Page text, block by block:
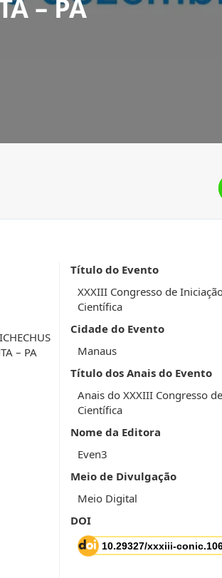
– PA
– PA
Título do Evento
XXXIII Congresso de
Científica
Cidade do Evento
Manaus
Título dos Anais do Evento
Anais do XXXIII Congresso
Científica
Nome da Editora
Even3
Meio de Divulgação
Meio Digital
DOI